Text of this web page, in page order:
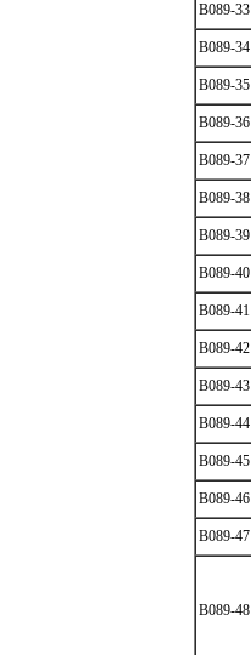
B089-33
B089-34
B089-35
B089-36
B089-37
B089-38
B089-39
B089-40
B089-41
B089-42
B089-43
B089-44
B089-45
B089-46
B089-47
B089-48